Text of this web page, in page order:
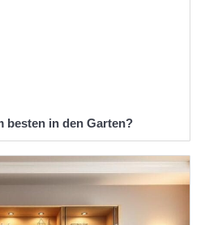
besten in den Garten?